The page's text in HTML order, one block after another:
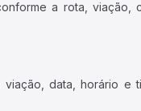
a rota,
data, horário